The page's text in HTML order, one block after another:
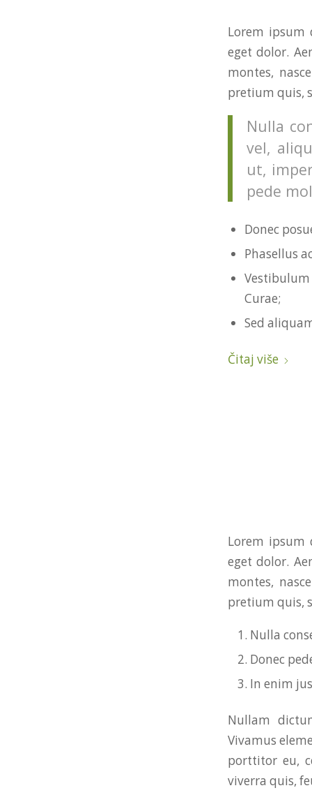
Lorem ipsum
eget dolor.
montes,
pretium quis,
Nulla
vel,
ut,
pede
Donec
Phasellus
Curae;
Sed
Čitaj više
Lorem ipsum
eget dolor.
montes,
pretium quis,
Nulla
Donec
In enim
Nullam
Vivamus
porttitor eu,
viverra quis,